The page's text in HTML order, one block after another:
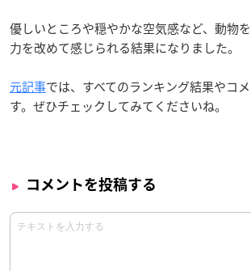
優しいところや穏やかな空気感など、動物
力を改めて感じられる結果になりました。
元記事では、すべてのランキング結果やコ
す。ぜひチェックしてみてくださいね。
コメントを投稿する